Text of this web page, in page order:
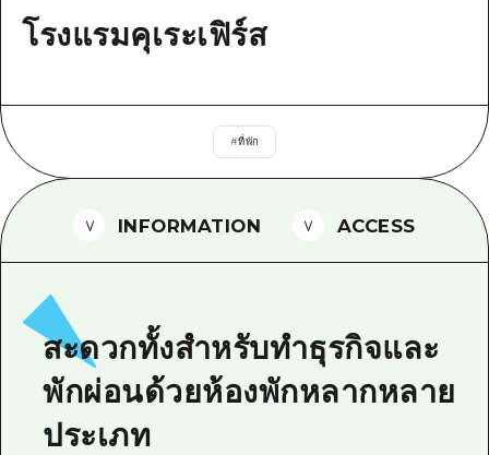
มาตรฐาน
การรักษา
ธรรมชาติ
จังหวัดเอฮิเมะ
ชิมาเนะ
ตั๋วเที่ยวคุ้มค่าตั๋วเที่ยวคุ้มค่า
ฮิโรชิม่า ฟรี Wi-Fi
คำถามที่พบบ่อย
ดาวน์โหลดรูปภาพ
ข้อมูลการขนส่งระหว่างเกิดภัยพิบัติ
โรงแรมคุเระเฟิร์ส
#ที่พัก
INFORMATION ACCESS
สะดวกทั้งสำหรับทำธุรกิจและ
พักผ่อนด้วยห้องพักหลากหลาย
ประเภท